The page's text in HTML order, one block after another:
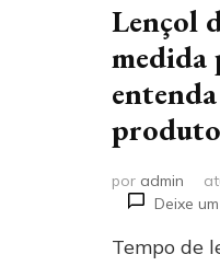
Lençol
medida
produto
por admin
Deixe
Tempo de